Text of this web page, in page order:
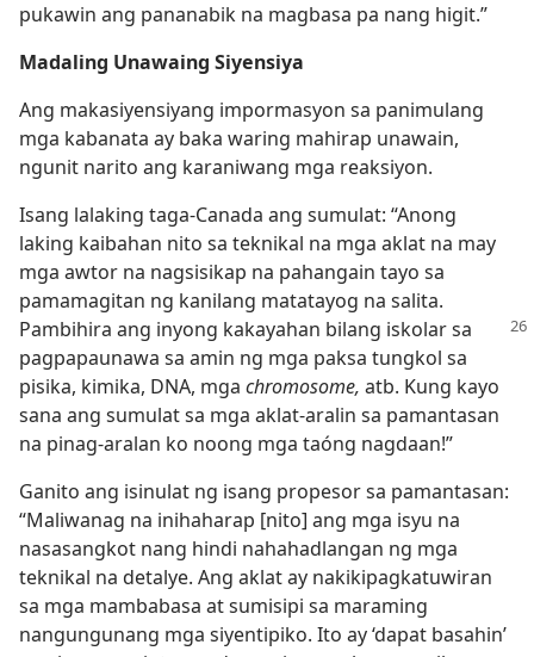
pukawin ang pananabik na magbasa pa nang higit.”
Madaling Unawaing Siyensiya
Ang makasiyensiyang impormasyon sa panimulang
mga kabanata ay baka waring mahirap unawain,
ngunit narito ang karaniwang mga reaksiyon.
Isang lalaking taga-Canada ang sumulat: “Anong
laking kaibahan nito sa teknikal na mga aklat na may
mga awtor na nagsisikap na pahangain tayo sa
pamamagitan ng kanilang matatayog na salita.
Pambihira ang inyong kakayahan bilang iskolar sa
pagpapaunawa sa amin ng mga paksa tungkol sa
pisika, kimika, DNA, mga chromosome, atb. Kung kayo
sana ang sumulat sa mga aklat-aralin sa pamantasan
na pinag-aralan ko noong mga taóng nagdaan!”
Ganito ang isinulat ng isang propesor sa pamantasan:
“Maliwanag na inihaharap [nito] ang mga isyu na
nasasangkot nang hindi nahahadlangan ng mga
teknikal na detalye. Ang aklat ay nakikipagkatuwiran
sa mga mambabasa at sumisipi sa maraming
nangungunang mga siyentipiko. Ito ay ‘dapat basahin’